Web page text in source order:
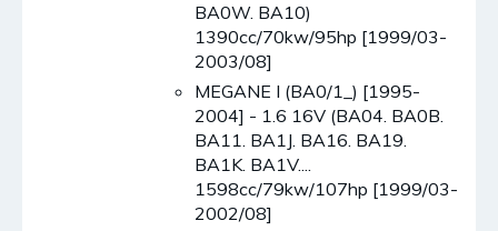
BA0W. BA10)
1390cc/70kw/95hp [1999/03-
2003/08]
MEGANE I (BA0/1_) [1995-
2004] - 1.6 16V (BA04. BA0B.
BA11. BA1J. BA16. BA19.
BA1K. BA1V....
1598cc/79kw/107hp [1999/03-
2002/08]